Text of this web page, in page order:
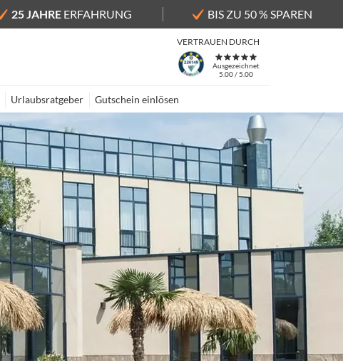
25 JAHREERFAHRUNG BIS ZU 50 % SPAREN
VERTRAUEN DURCH
Ausgezeichnet
5.00 / 5.00
Urlaubsratgeber Gutschein einlösen